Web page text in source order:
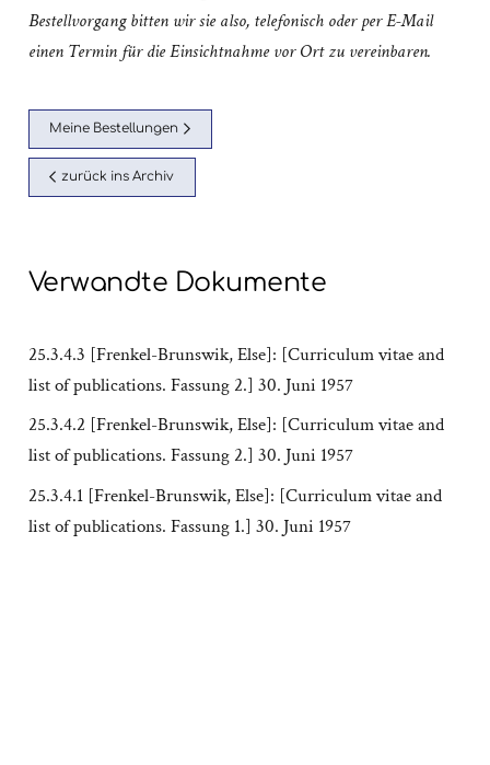
Bestellvorgang bitten wir sie also, telefonisch oder per E-Mail
einen Termin für die Einsichtnahme vor Ort zu vereinbaren.
Meine Bestellungen
zurück ins Archiv
Verwandte Dokumente
25.3.4.3 [Frenkel-Brunswik, Else]: [Curriculum vitae and
list of publications. Fassung 2.] 30. Juni 1957
25.3.4.2 [Frenkel-Brunswik, Else]: [Curriculum vitae and
list of publications. Fassung 2.] 30. Juni 1957
25.3.4.1 [Frenkel-Brunswik, Else]: [Curriculum vitae and
list of publications. Fassung 1.] 30. Juni 1957